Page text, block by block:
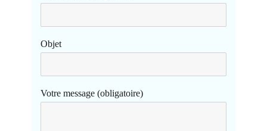
Objet
Votre message (obligatoire)